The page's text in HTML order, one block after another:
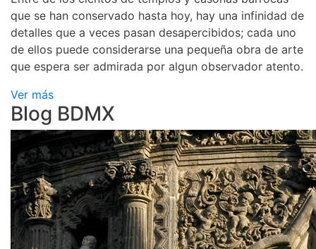
que se han conservado hasta hoy, hay una infinidad de
detalles que a veces pasan desapercibidos; cada uno
de ellos puede considerarse una pequeña obra de arte
que espera ser admirada por algun observador atento.
Ver más
Blog BDMX